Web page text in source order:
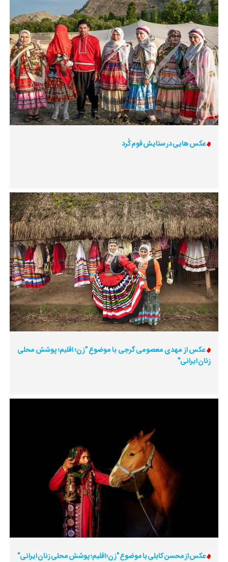
عکس هایی در ستایش قوم کُرد
عکس از مهدی معصومی گرجی با موضوع "زن؛ اقلیم؛ پوشش محلی
زنان ایرانی"
عکس از محسن کابلی با موضوع "زن؛ اقلیم؛ پوشش محلی زنان ایرانی"